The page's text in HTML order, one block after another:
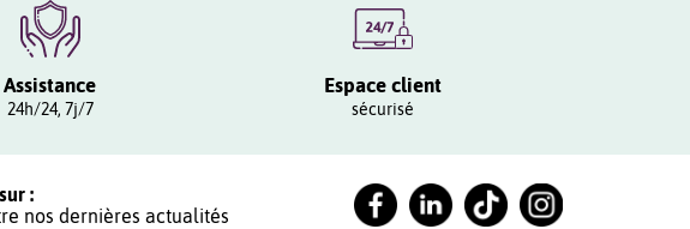
Assistance
24h/24, 7j/7
Espace client
sécurisé
:
nos dernières actualités